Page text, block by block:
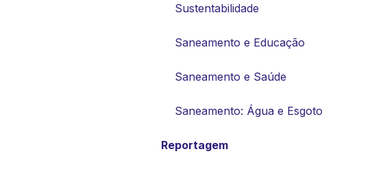
Sustentabilidade
Saneamento e Educação
Saneamento e Saúde
Saneamento: Água e Esgoto
Reportagem